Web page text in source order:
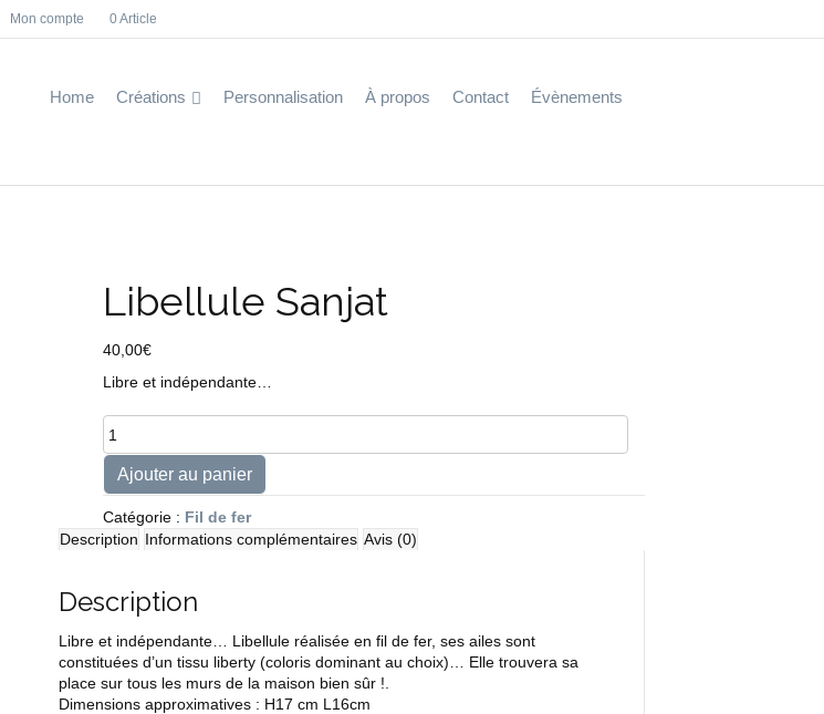
a
n
Mon compte 0 Article
Home Créations Personnalisation À propos Contact Évènements
Libellule Sanjat
40,00€
Libre et indépendante…
quantité
de
Libellule
Sanjat
Ajouter au panier
Catégorie : Fil de fer
Description Informations complémentaires Avis (0)
Description
Libre et indépendante… Libellule réalisée en fil de fer, ses ailes sont
constituées d’un tissu liberty (coloris dominant au choix)… Elle trouvera sa
place sur tous les murs de la maison bien sûr !.
Dimensions approximatives : H17 cm L16cm